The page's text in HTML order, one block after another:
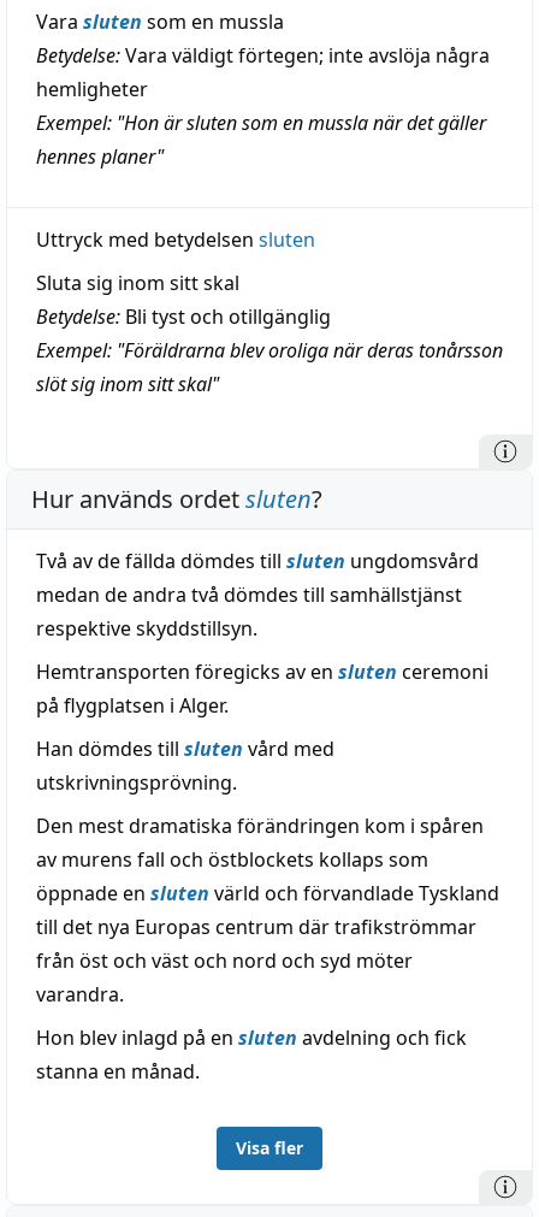
Vara sluten som en mussla
Betydelse:Vara väldigt förtegen; inte avslöja några
hemligheter
Exempel: "Hon är sluten som en mussla när det gäller
hennes planer"
Uttryck med betydelsen sluten
Sluta sig inom sitt skal
Betydelse: Bli tyst och otillgänglig
Exempel: "Föräldrarna blev oroliga när deras tonårsson
slöt sig inom sitt skal"
Hur används ordetsluten?
Två av de fällda dömdes till sluten ungdomsvård
medan de andra två dömdes till samhällstjänst
respektive skyddstillsyn.
Hemtransporten föregicks av en sluten ceremoni
på flygplatsen i Alger.
Han dömdes till sluten vård med
utskrivningsprövning.
Den mest dramatiska förändringen kom i spåren
av murens fall och östblockets kollaps som
öppnade en sluten värld och förvandlade Tyskland
till det nya Europas centrum där trafikströmmar
från öst och väst och nord och syd möter
varandra.
Hon blev inlagd på en sluten avdelning och fick
stanna en månad.
Visa fler